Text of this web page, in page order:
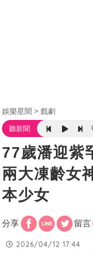
娛樂星聞 戲劇
聽新聞
77歲潘迎紫
兩大凍齡女
本少女
分享 留言
2026/04/12 17:44